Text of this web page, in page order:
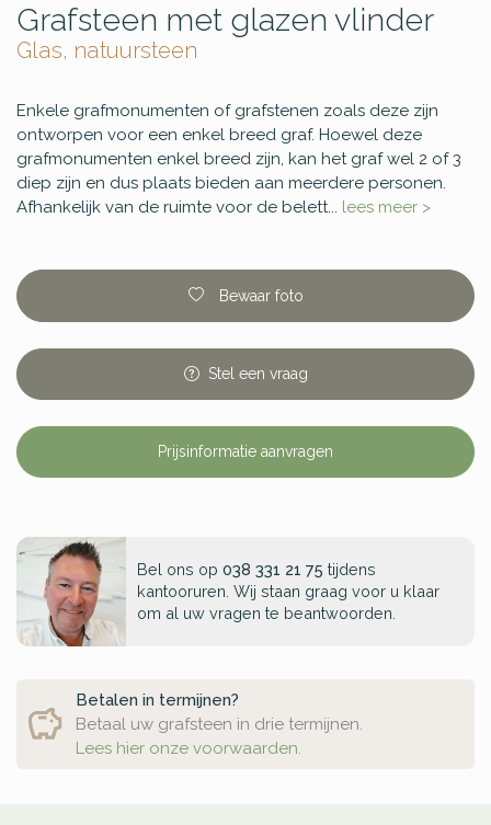
Grafsteen met glazen vlinder
Glas, natuursteen
Enkele grafmonumenten of grafstenen zoals deze zijn
ontworpen voor een enkel breed graf. Hoewel deze
grafmonumenten enkel breed zijn, kan het graf wel 2 of 3
diep zijn en dus plaats bieden aan meerdere personen.
Afhankelijk van de ruimte voor de belett... lees meer >
Bewaar foto
Stel een vraag
Prijsinformatie aanvragen
Bel ons op 038 331 21 75 tijdens
kantooruren. Wij staan graag voor u klaar
om al uw vragen te beantwoorden.
Betalen in termijnen?
Betaal uw grafsteen in drie termijnen.
Lees hier onze voorwaarden.